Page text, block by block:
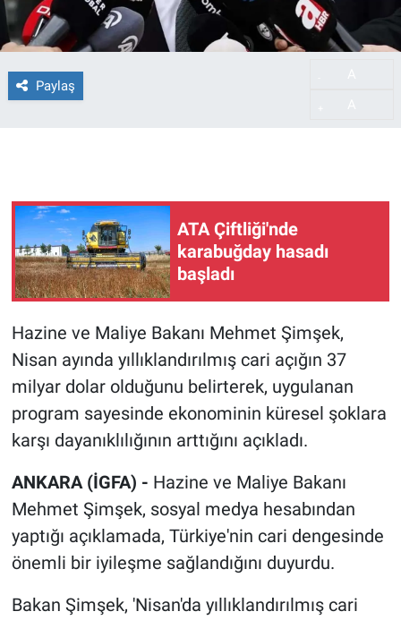
Paylaş
ATA Çiftliği'nde
karabuğday hasadı
başladı
Hazine ve Maliye Bakanı Mehmet Şimşek,
Nisan ayında yıllıklandırılmış cari açığın 37
milyar dolar olduğunu belirterek, uygulanan
program sayesinde ekonominin küresel şoklara
karşı dayanıklılığının arttığını açıkladı.
ANKARA (İGFA) - Hazine ve Maliye Bakanı
Mehmet Şimşek, sosyal medya hesabından
yaptığı açıklamada, Türkiye'nin cari dengesinde
önemli bir iyileşme sağlandığını duyurdu.
Bakan Şimşek, 'Nisan'da yıllıklandırılmış cari